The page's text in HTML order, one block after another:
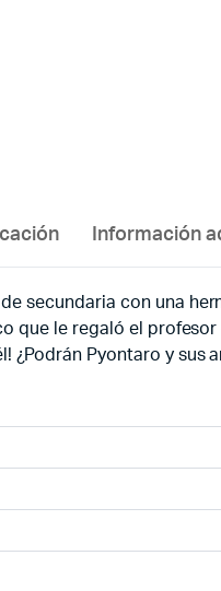
Información
secundaria con una
que le regaló el
¿Podrán Pyontaro y